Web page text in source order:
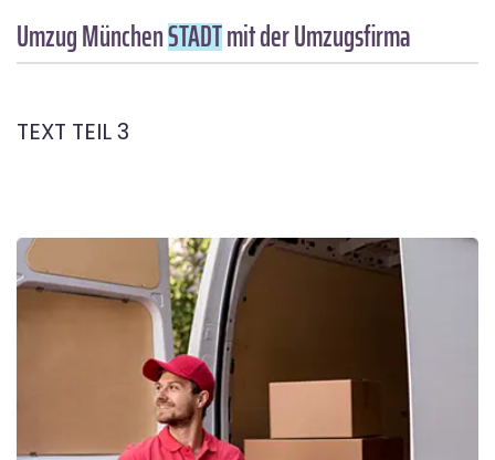
Umzug MünchenSTADTmit der Umzugsfirma
TEXT TEIL 3